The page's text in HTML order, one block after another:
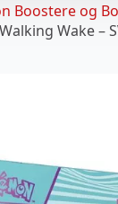
Boostere og
Wake –